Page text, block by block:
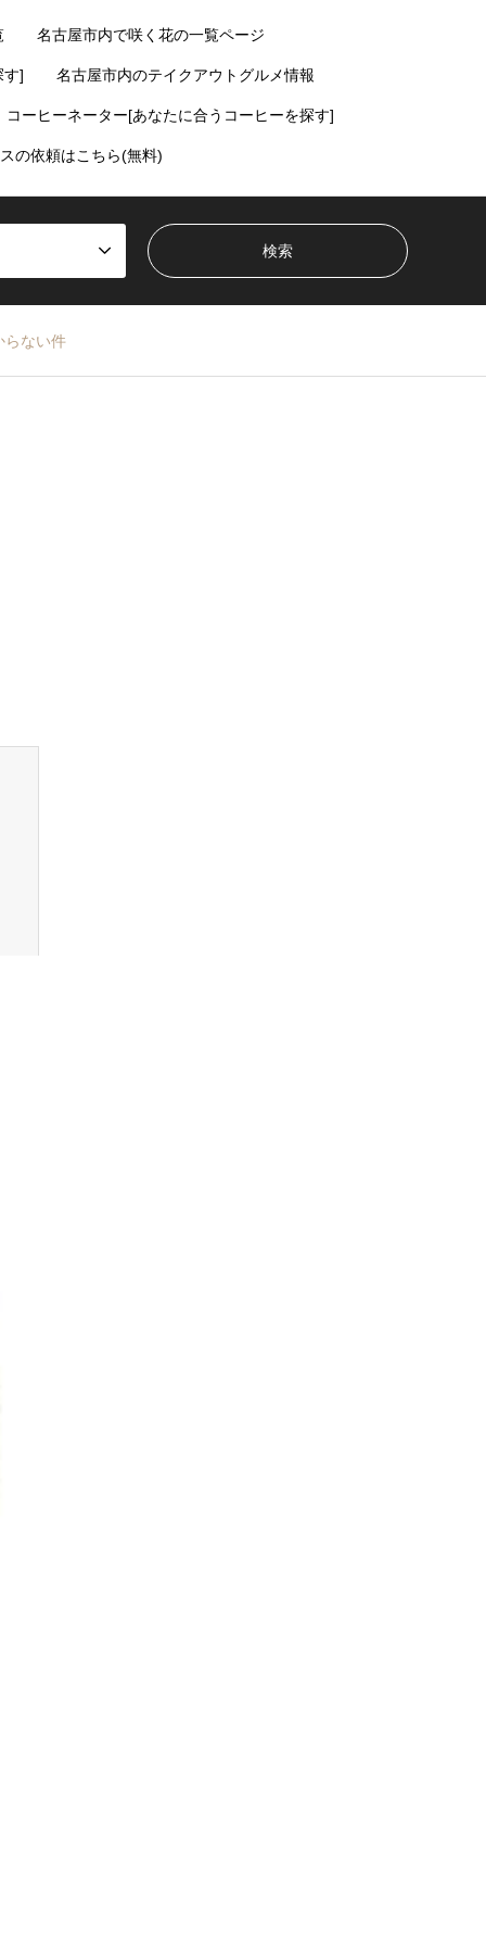
名古屋市内で咲く花の一覧ページ
す] 名古屋市内のテイクアウトグルメ情報
コーヒーネーター[あなたに合うコーヒーを探す]
の依頼はこちら(無料)
らない件